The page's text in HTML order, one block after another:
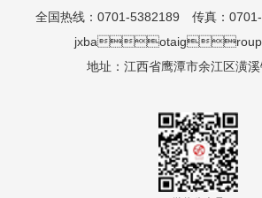
全国热线：0701-5382189 传真：
地址：江西省鹰潭市余江区潢